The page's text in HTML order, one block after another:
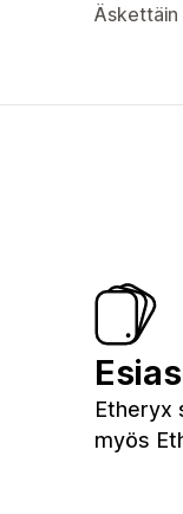
Etheryx
myös